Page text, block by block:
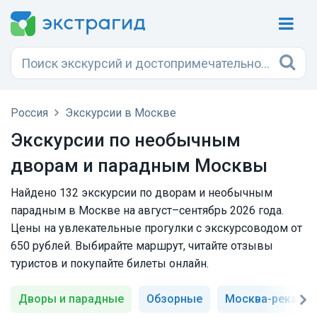
Россия Экскурсии в Москве
Экскурсии по необычным
дворам и парадным Москвы
Найдено 132 экскурсии по дворам и необычным
парадным в Москве на август–сентябрь 2026 года.
Цены на увлекательные прогулки с экскурсоводом от
650 рублей. Выбирайте маршрут, читайте отзывы
туристов и покупайте билеты онлайн.
Дворы и парадные Обзорные Москва-река